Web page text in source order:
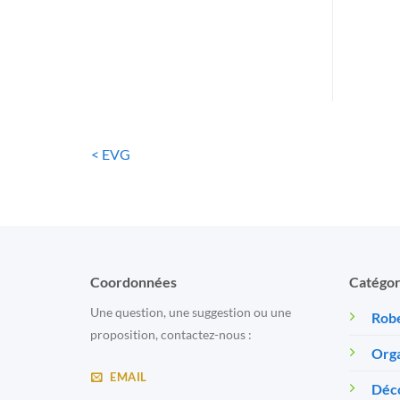
< EVG
Coordonnées
Une question, une suggestion ou une
proposition, contactez-nous :
EMAIL